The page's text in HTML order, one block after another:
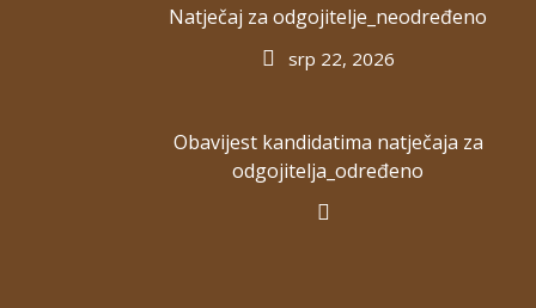
ZADNJE OBJAVE
Natječaj za odgojitelje_neodređeno
srp 22, 2026
Obavijest kandidatima natječaja za
odgojitelja_određeno